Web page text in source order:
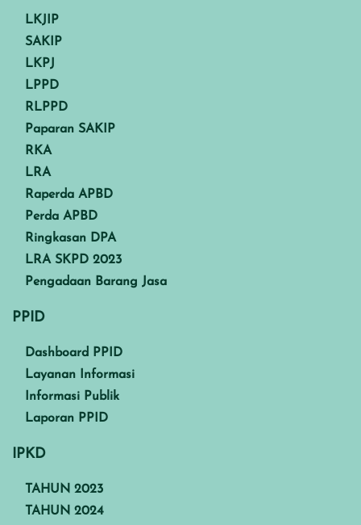
LKJIP
SAKIP
LKPJ
LPPD
RLPPD
Paparan SAKIP
RKA
LRA
Raperda APBD
Perda APBD
Ringkasan DPA
LRA SKPD 2023
Pengadaan Barang Jasa
PPID
Dashboard PPID
Layanan Informasi
Informasi Publik
Laporan PPID
IPKD
TAHUN 2023
TAHUN 2024